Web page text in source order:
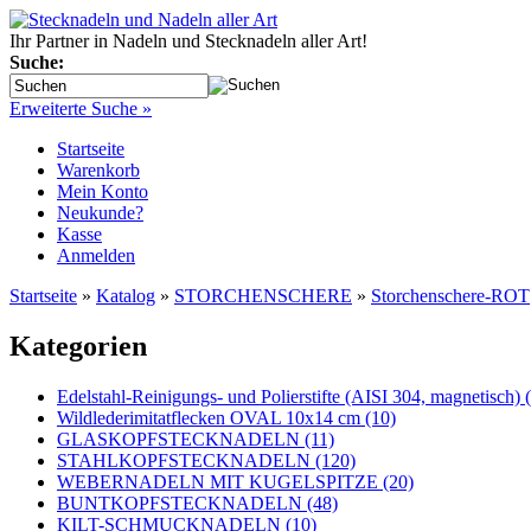
Ihr Partner in Nadeln und Stecknadeln aller Art!
Suche:
Erweiterte Suche »
Startseite
Warenkorb
Mein Konto
Neukunde?
Kasse
Anmelden
Startseite » Katalog » STORCHENSCHERE » Storchenschere-ROT
Kategorien
Edelstahl-Reinigungs- und Polierstifte (AISI 304, magnetisch)
Wildlederimitatflecken OVAL 10x14 cm (10)
GLASKOPFSTECKNADELN (11)
STAHLKOPFSTECKNADELN (120)
WEBERNADELN MIT KUGELSPITZE (20)
BUNTKOPFSTECKNADELN (48)
KILT-SCHMUCKNADELN (10)